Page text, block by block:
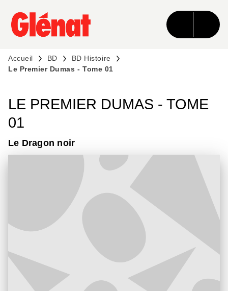
MENU RECHERCHE CONTENU
PIED DE PAGE
Accueil BD
BD Histoire
Le Premier Dumas - Tome 01
LE PREMIER DUMAS - TOME
01
Le Dragon noir